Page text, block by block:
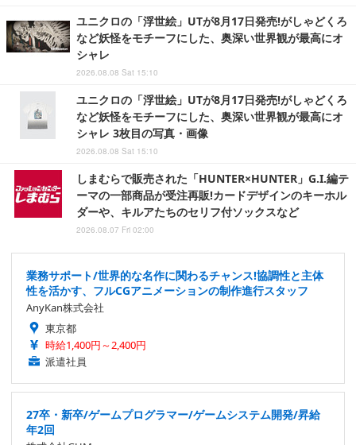
ユニクロの「浮世絵」UTが8月17日発売!がしゃどくろ
など妖怪をモチーフにした、奥深い世界観が最高にオ
シャレ
2026.08.08 Sat 15:10
ユニクロの「浮世絵」UTが8月17日発売!がしゃどくろ
など妖怪をモチーフにした、奥深い世界観が最高にオ
シャレ 3枚目の写真・画像
2026.08.08 Sat 15:10
しまむらで販売された「HUNTER×HUNTER」G.I.編テ
ーマの一部商品が受注再販!カードデザインのキーホル
ダーや、キルアたちのセリフ付ソックスなど
2026.08.07 Fri 02:00
業務サポート/世界的な名作に関わるチャンス!協調性と主体
性を活かす、フルCGアニメーションの制作進行スタッフ
AnyKan株式会社
東京都
時給1,400円～2,400円
派遣社員
27卒・新卒/ゲームプログラマー/ゲームシステム開発/昇給
年2回